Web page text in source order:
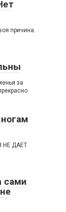
причина.
за
НЕ ДАЕТ.
сами